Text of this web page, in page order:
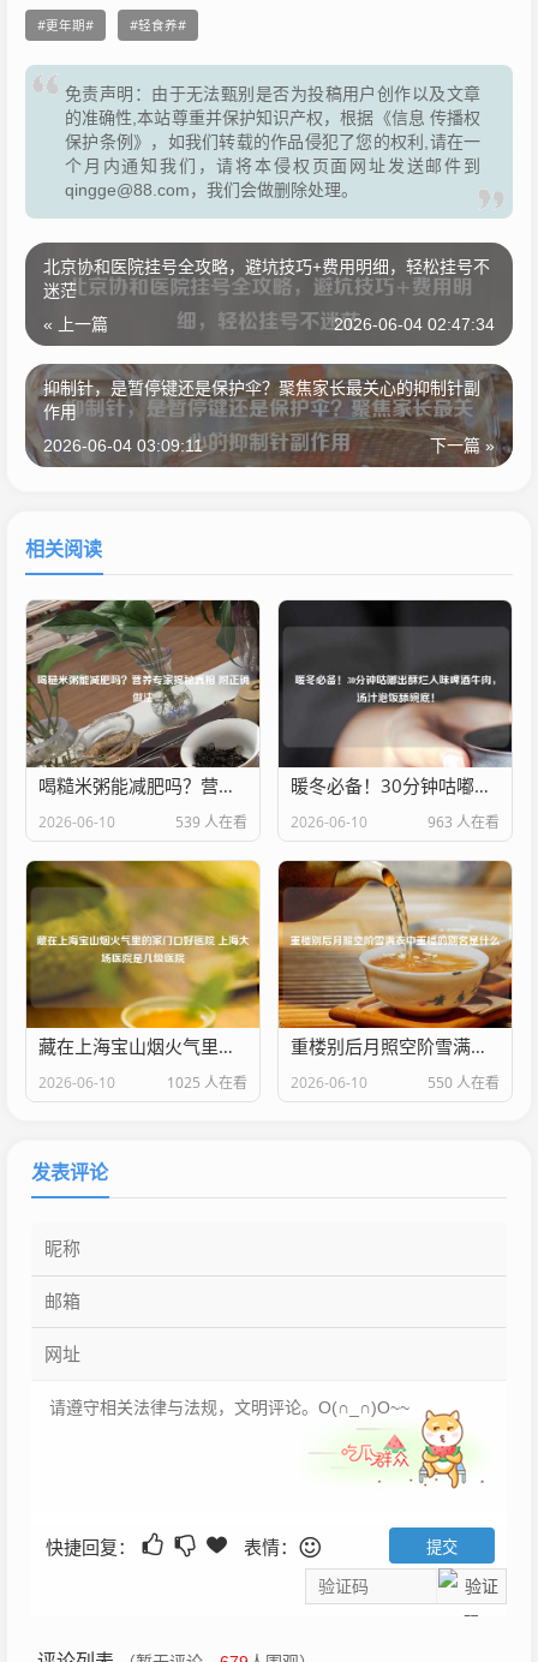
更年期 轻食养
免责声明：由于无法甄别是否为投稿用户创作以及文章
的准确性,本站尊重并保护知识产权，根据《信息 传播权
保护条例》，如我们转载的作品侵犯了您的权利,请在一
个月内通知我们，请将本侵权页面网址发送邮件到
qingge@88.com，我们会做删除处理。
北京协和医院挂号全攻略，避坑技巧+费用明细，轻松挂号不
迷茫
« 上一篇 2026-06-04 02:47:34
抑制针，是暂停键还是保护伞？聚焦家长最关心的抑制针副
作用
下一篇 »
2026-06-04 03:09:11
相关阅读
喝糙米粥能减肥吗？营养专家揭秘真相 附正确做法
2026-06-10 539 人在看
暖冬必备！30分钟咕嘟出酥烂入味啤酒牛肉，汤汁泡饭舔碗底！
2026-06-10 963 人在看
藏在上海宝山烟火气里的家门口好医院 上海大场医院是几级医院
2026-06-10 1025 人在看
重楼别后月照空阶雪满衣中重楼的别名是什么
2026-06-10 550 人在看
发表评论
快捷回复： 表情：